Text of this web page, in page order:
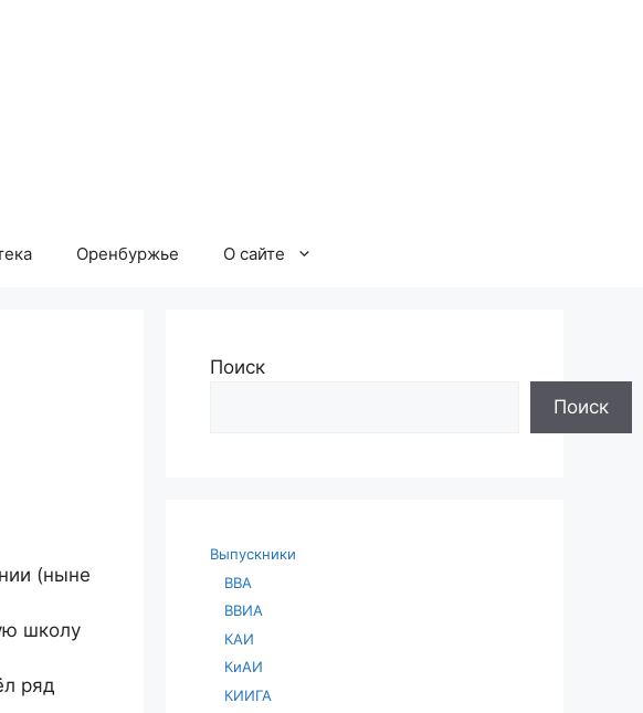
Оренбуржье О сайте
(ныне
школу
ряд
Поиск
Поиск
Выпускники
ВВА
ВВИА
КАИ
КиАИ
КИИГА